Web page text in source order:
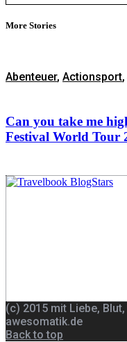
More Stories
Abenteuer, Actionsport,
Can you take me
Festival World Tour
(c) 2015 mit Liebe,
awesomatik.de
Back to top